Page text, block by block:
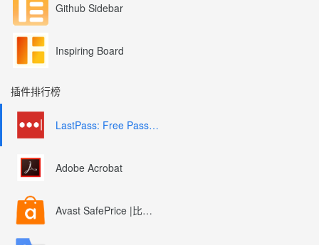
Github Sidebar
Inspiring Board
插件排行榜
LastPass: Free Password Manager
Adobe Acrobat
Avast SafePrice |比较、交易、优惠券